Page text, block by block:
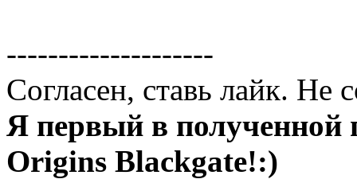
--------------------
Согласен, ставь лайк. Не
Я первый в полученной
Origins Blackgate!:)